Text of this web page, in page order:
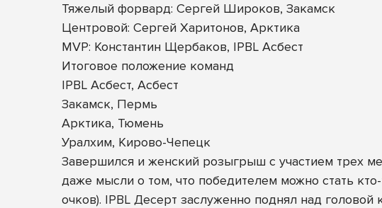
Тяжелый форвард: Сергей Широков, Закамск
Центровой: Сергей Харитонов, Арктика
MVP: Константин Щербаков, IPBL Асбест
Итоговое положение команд
IPBL Асбест, Асбест
Закамск, Пермь
Арктика, Тюмень
Уралхим, Кирово-Чепецк
Завершился и женский розыгрыш с участием трех
даже мысли о том, что победителем можно стать
очков). IPBL Десерт заслуженно поднял над